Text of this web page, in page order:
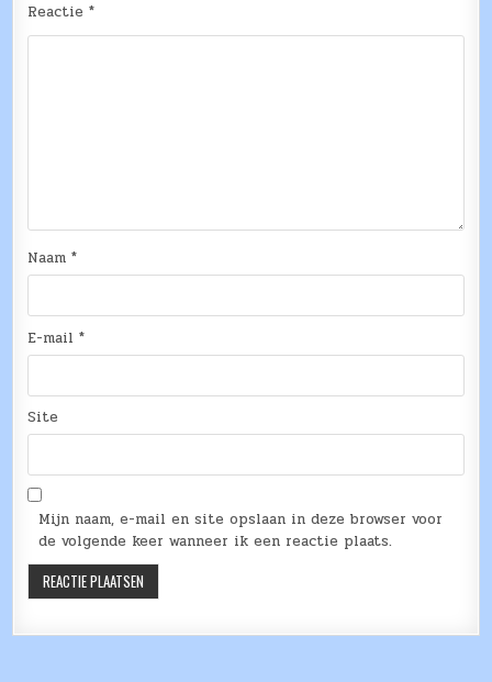
Reactie*
Naam*
E-mail*
Site
Mijn naam, e-mail en site opslaan in deze browser voor
de volgende keer wanneer ik een reactie plaats.